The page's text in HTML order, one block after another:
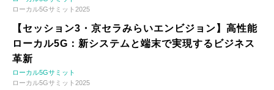
ローカル5Gサミット2025
【セッション3・京セラみらいエンビジョン】高性能
ローカル5G：新システムと端末で実現するビジネス
革新
ローカル5Gサミット
ローカル5Gサミット2025